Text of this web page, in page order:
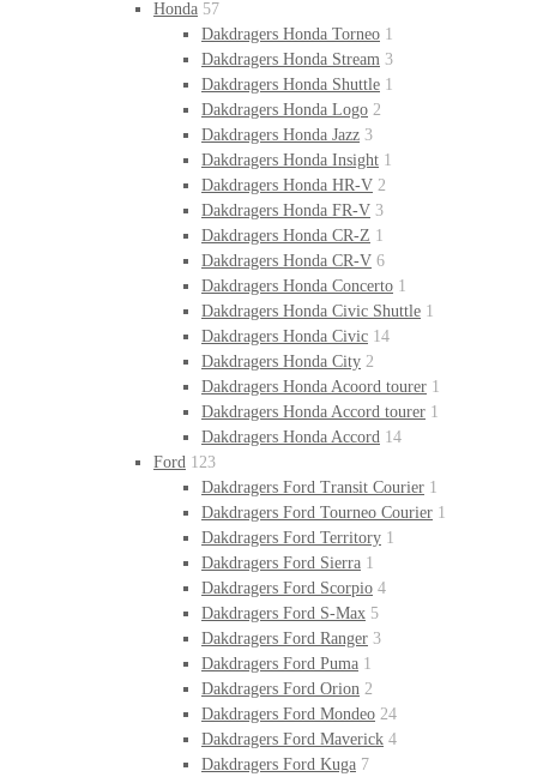
Honda 57
Dakdragers Honda Torneo 1
Dakdragers Honda Stream 3
Dakdragers Honda Shuttle 1
Dakdragers Honda Logo 2
Dakdragers Honda Jazz 3
Dakdragers Honda Insight 1
Dakdragers Honda HR-V 2
Dakdragers Honda FR-V 3
Dakdragers Honda CR-Z 1
Dakdragers Honda CR-V 6
Dakdragers Honda Concerto 1
Dakdragers Honda Civic Shuttle 1
Dakdragers Honda Civic 14
Dakdragers Honda City 2
Dakdragers Honda Acoord tourer 1
Dakdragers Honda Accord tourer 1
Dakdragers Honda Accord 14
Ford 123
Dakdragers Ford Transit Courier 1
Dakdragers Ford Tourneo Courier 1
Dakdragers Ford Territory 1
Dakdragers Ford Sierra 1
Dakdragers Ford Scorpio 4
Dakdragers Ford S-Max 5
Dakdragers Ford Ranger 3
Dakdragers Ford Puma 1
Dakdragers Ford Orion 2
Dakdragers Ford Mondeo 24
Dakdragers Ford Maverick 4
Dakdragers Ford Kuga 7